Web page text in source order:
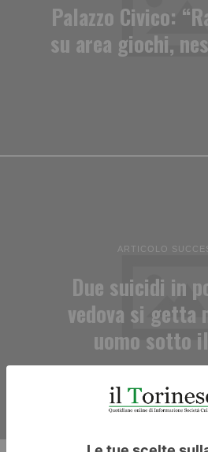
Palazzo Civico:
su area giochi,
ARTICOLO
Due suicidi in
vedova si getta
uomo sotto